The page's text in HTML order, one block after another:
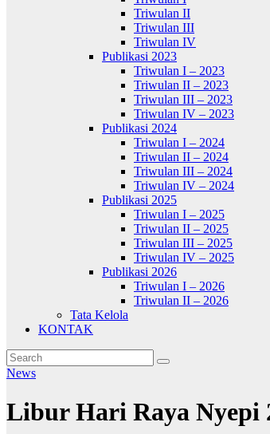
Triwulan II
Triwulan III
Triwulan IV
Publikasi 2023
Triwulan I – 2023
Triwulan II – 2023
Triwulan III – 2023
Triwulan IV – 2023
Publikasi 2024
Triwulan I – 2024
Triwulan II – 2024
Triwulan III – 2024
Triwulan IV – 2024
Publikasi 2025
Triwulan I – 2025
Triwulan II – 2025
Triwulan III – 2025
Triwulan IV – 2025
Publikasi 2026
Triwulan I – 2026
Triwulan II – 2026
Tata Kelola
KONTAK
News
Libur Hari Raya Nyepi